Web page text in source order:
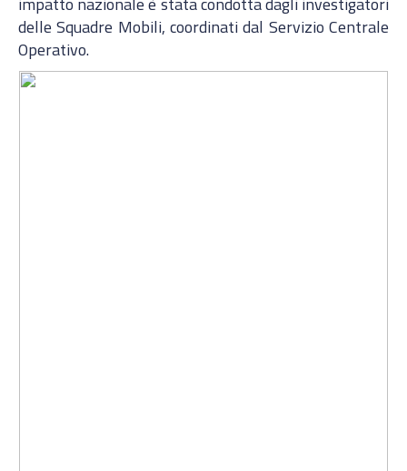
delle Squadre Mobili, coordinati dal Servizio Centrale
Operativo.